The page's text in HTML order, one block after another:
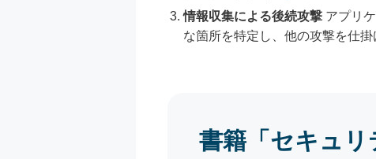
情報収集による後続攻撃 アプリ
な箇所を特定し、他の攻撃を仕掛
書籍「セキュリ